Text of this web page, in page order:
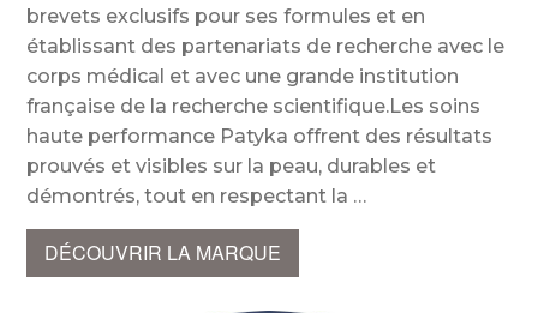
brevets exclusifs pour ses formules et en
établissant des partenariats de recherche avec le
corps médical et avec une grande institution
française de la recherche scientifique.Les soins
haute performance Patyka offrent des résultats
prouvés et visibles sur la peau, durables et
démontrés, tout en respectant la
DÉCOUVRIR LA MARQUE